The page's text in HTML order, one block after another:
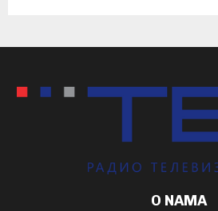
O NAMA